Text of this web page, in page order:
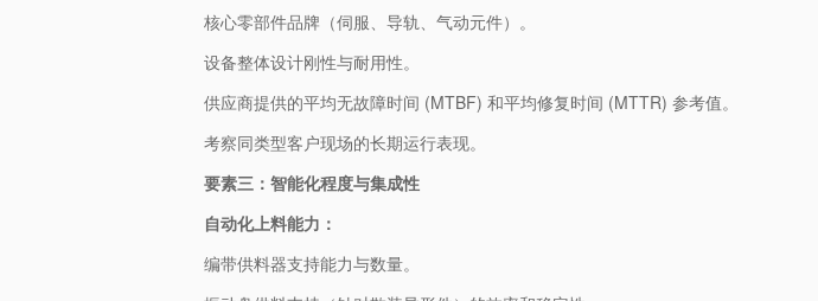
核心零部件品牌（伺服、导轨、气动元件）。
设备整体设计刚性与耐用性。
供应商提供的平均无故障时间 (MTBF) 和平均修复时间 (MTTR) 参考值。
考察同类型客户现场的长期运行表现。
​要素三：智能化程度与集成性​
​自动化上料能力：​
编带供料器支持能力与数量。